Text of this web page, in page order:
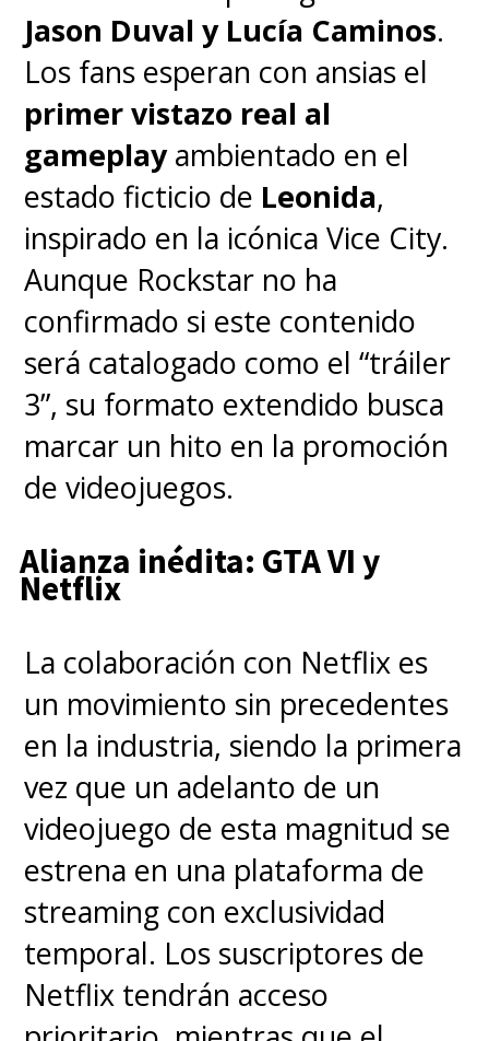
historia continúa en 'Samurái X:
El origen', donde se explora la
misteriosa marca que tiene
'Kenshin' en la mejilla: una
cicatriz en forma de cruz",
detalla la descripción oficial
entregada por Netflix.
Las películas finales
nuevamente son dirigidas por
Keishi Ōtomoy cuentan con el
regreso de casi todo el elenco
de las anteriores películas, con
excepción deKaito Ōyagi,
quien será reemplazado por
Riku Ōnishi como "Yahiko"
En total son cinco live action
inspirados en la historia de
"Samurái X", de los que hasta
ahora hemos visto tres: el
primero de 2012 y los dos que
llegaron en 2014 adaptando la
Saga de Kioto.
Jason Duval y Lucía Caminos.
Los fans esperan con ansias el
primer vistazo real al
gameplayambientado en el
estado ficticio de Leonida,
inspirado en la icónica Vice City.
Aunque Rockstar no ha
confirmado si este contenido
será catalogado como el “tráiler
3”, su formato extendido busca
marcar un hito en la promoción
de videojuegos.
Alianza inédita: GTA VI y
Netflix
La colaboración con Netflix es
un movimiento sin precedentes
en la industria, siendo la primera
vez que un adelanto de un
videojuego de esta magnitud se
estrena en una plataforma de
streaming con exclusividad
temporal. Los suscriptores de
Netflix tendrán acceso